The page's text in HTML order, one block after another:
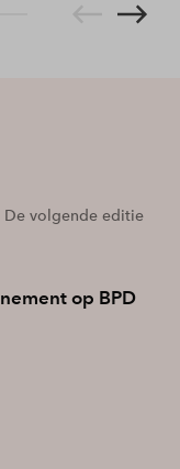
De volgende editie
op BPD